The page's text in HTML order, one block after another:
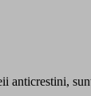
anticrestini,